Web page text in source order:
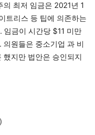
최저 임금은 2021년 1
트리스 등 팁에 의존하는
금이 시간당 $11 미만
원들은 중소기업 과 비
지만 법안은 승인되지